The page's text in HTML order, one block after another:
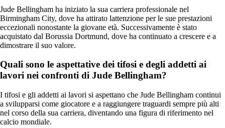
Jude Bellingham ha iniziato la sua carriera professionale nel
Birmingham City, dove ha attirato lattenzione per le sue prestazioni
eccezionali nonostante la giovane età. Successivamente è stato
acquistato dal Borussia Dortmund, dove ha continuato a crescere e a
dimostrare il suo valore.
Quali sono le aspettative dei tifosi e degli addetti ai
lavori nei confronti di Jude Bellingham?
I tifosi e gli addetti ai lavori si aspettano che Jude Bellingham continui
a svilupparsi come giocatore e a raggiungere traguardi sempre più alti
nel corso della sua carriera, diventando una figura di riferimento nel
calcio mondiale.